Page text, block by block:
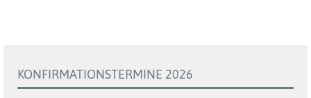
KONFIRMATIONSTERMINE 2026